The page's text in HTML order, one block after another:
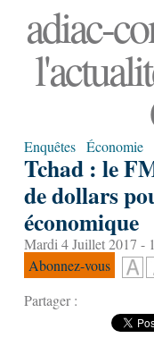
adiac-
Enquêtes Économie
Tchad : le
de dollars
économique
Mardi 4 Juillet 2017 -
Abonnez-vous
Partager :